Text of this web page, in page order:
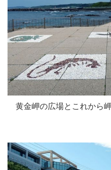
黄金岬の広場とこれから